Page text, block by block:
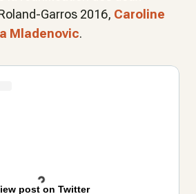
Garros 2016, Caroline
Mladenovic.
post on Twitter